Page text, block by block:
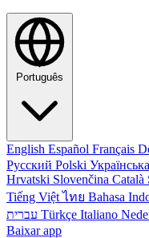
Português
English Español Français
Русский Polski Українська
Hrvatski Slovenčina Català
Tiếng Việtไทย Bahasa
Türkçe Italiano
Baixar app